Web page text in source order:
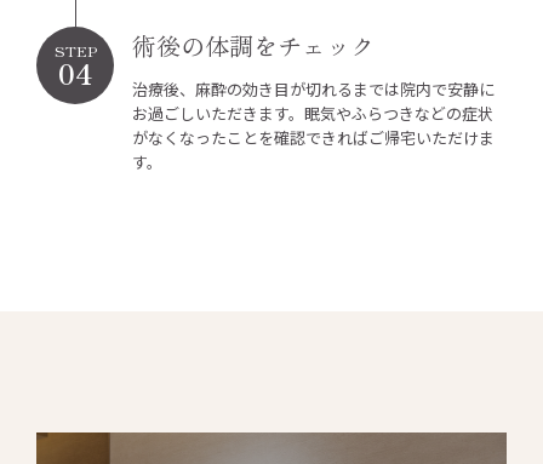
STEP
04
術後の体調をチェック
治療後、麻酔の効き目が切れるまでは院内で安静に
お過ごしいただきます。眠気やふらつきなどの症状
がなくなったことを確認できればご帰宅いただけま
す。